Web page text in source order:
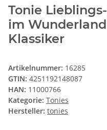
Tonie
im
Klassiker
Artikelnummer: 16285
GTIN: 4251192148087
HAN: 11000766
Kategorie: Tonies
Hersteller: tonies